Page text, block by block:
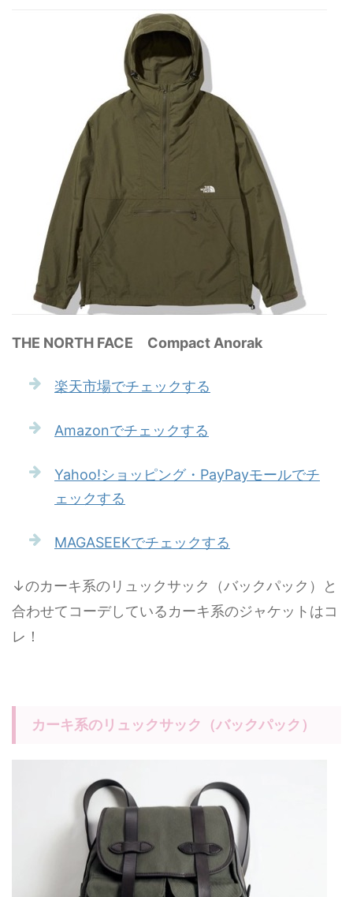
THE NORTH FACE Compact Anorak
楽天市場でチェックする
Amazonでチェックする
Yahoo!ショッピング・PayPayモールでチ
ェックする
MAGASEEKでチェックする
↓のカーキ系のリュックサック（バックパック）と
合わせてコーデしているカーキ系のジャケットはコ
レ！
カーキ系のリュックサック（バックパック）